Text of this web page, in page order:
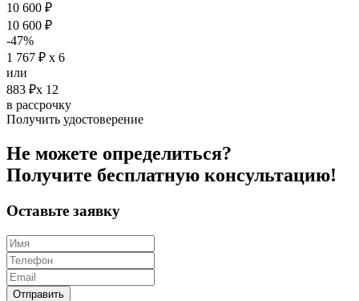
10 600 ₽
10 600 ₽
-47%
1 767 ₽ х 6
или
883 ₽х 12
в рассрочку
Получить удостоверение
Не можете определиться?
Получите бесплатную консультацию!
Оставьте заявку
Отправить